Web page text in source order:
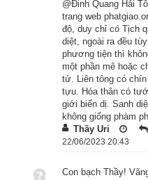
làm thức ăn mà tìm hoài
Ngài Mục-kiền-liên liền
rằng: “Ngày trước người
quả báo khổ não như
Như Lai tại thế, ngài nên
khát, chẳng thể trả lời ngài
tác nghiệp ngày trước của
@Đinh Quang Hải
trang web
độ, duy chỉ có Tịch
diệt, ngoài ra đều
phương tiện thì
một phần mê hoặc
tử. Liên tông có
tựu. Hóa thân có
giới biến dị. Sanh
không giống phàm
Thầy Uri
22/06/2023 20:43
Con bạch Thầy!